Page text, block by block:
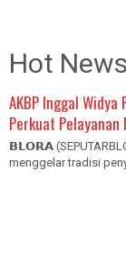
Hot News
AKBP Inggal
Perkuat
𝗕𝗟𝗢𝗥𝗔
menggelar tradisi